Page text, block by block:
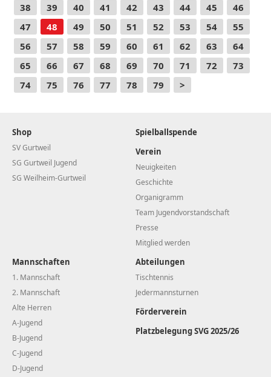
38
39 40 41 42 43 44 45
46
47
48 49 50 51 52 53 54
55
56
57 58 59 60 61 62 63
64
65
66 67 68 69 70 71 72
73
74
75 76 77 78 79 >
Shop
SV Gurtweil
SG Gurtweil Jugend
SG Weilheim-Gurtweil
Spielballspende
Verein
Neuigkeiten
Geschichte
Organigramm
Team Jugendvorstandschaft
Presse
Mitglied werden
Mannschaften
1. Mannschaft
2. Mannschaft
Alte Herren
A-Jugend
B-Jugend
C-Jugend
D-Jugend
Abteilungen
Tischtennis
Jedermannsturnen
Förderverein
Platzbelegung SVG 2025/26